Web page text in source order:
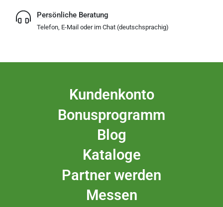
Persönliche Beratung
Telefon, E-Mail oder im Chat (deutschsprachig)
Kundenkonto
Bonusprogramm
Blog
Kataloge
Partner werden
Messen